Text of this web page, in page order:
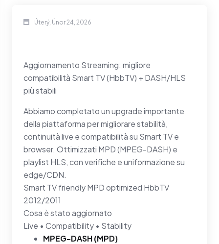
Úterý, Únor 24, 2026
Aggiornamento Streaming: migliore
compatibilità Smart TV (HbbTV) + DASH/HLS
più stabili
Abbiamo completato un upgrade importante
della piattaforma per migliorare stabilità,
continuità live e compatibilità su Smart TV e
browser. Ottimizzati MPD (MPEG-DASH) e
playlist HLS, con verifiche e uniformazione su
edge/CDN.
Smart TV friendlyMPD optimized HbbTV
2012/2011
Cosa è stato aggiornato
Live • Compatibility • Stability
MPEG-DASH (MPD)